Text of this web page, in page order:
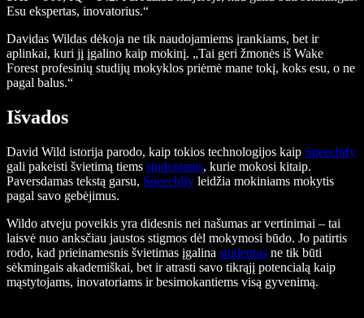
Esu ekspertas, inovatorius.“
Davidas Wildas dėkoja ne tik naudojamiems įrankiams, bet ir
aplinkai, kuri jį įgalino kaip mokinį. „Tai geri žmonės iš Wake
Forest profesinių studijų mokyklos priėmė mane tokį, koks esu, o ne
pagal balus.“
Išvados
David Wild istorija parodo, kaip tokios technologijos kaip Speechify
gali pakeisti švietimą tiems studentams, kurie mokosi kitaip.
Paversdamas tekstą garsu, Speechify leidžia mokiniams mokytis
pagal savo gebėjimus.
Wildo atveju poveikis yra didesnis nei našumas ar vertinimai – tai
laisvė nuo anksčiau jaustos stigmos dėl mokymosi būdo. Jo patirtis
rodo, kad prieinamesnis švietimas įgalina studentus ne tik būti
sėkmingais akademiškai, bet ir atrasti savo tikrąjį potencialą kaip
mąstytojams, inovatoriams ir besimokantiems visą gyvenimą.